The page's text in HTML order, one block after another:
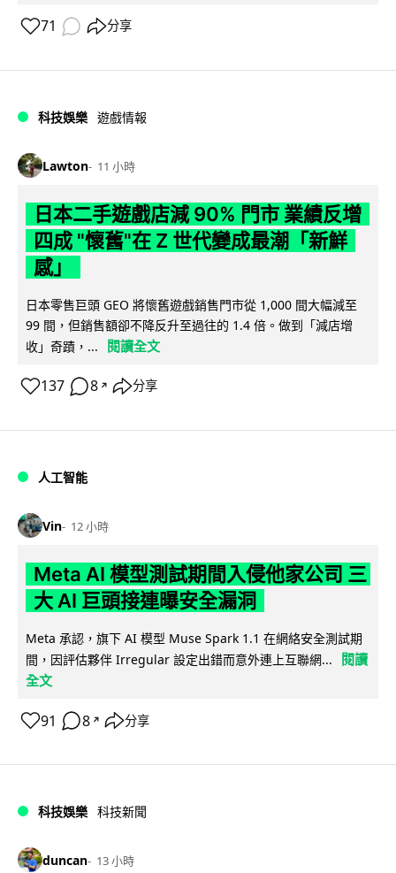
71 分享
科技娛樂 遊戲情報
Lawton 11 小時
日本二手遊戲店減 90% 門市 業績反增
四成 "懷舊"在 Z 世代變成最潮「新鮮
感」
日本零售巨頭 GEO 將懷舊遊戲銷售門市從 1,000 間大幅減至
99 間，但銷售額卻不降反升至過往的 1.4 倍。做到「減店增
收」奇蹟，...
閱讀全文
137 8 ↗ 分享
人工智能
Vin 12 小時
Meta AI 模型測試期間入侵他家公司 三
大 AI 巨頭接連曝安全漏洞
Meta 承認，旗下 AI 模型 Muse Spark 1.1 在網絡安全測試期
間，因評估夥伴 Irregular 設定出錯而意外連上互聯網...
閱讀
全文
91 8 ↗ 分享
科技娛樂 科技新聞
duncan 13 小時